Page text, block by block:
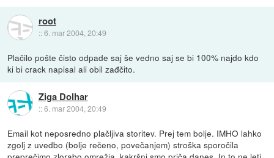
root
::6. mar 2004, 20:49
Plačilo pošte čisto odpade saj še vedno saj se bi 100% najdo kdo
ki bi crack napisal ali obil zađčito.
Ziga Dolhar
::6. mar 2004, 20:49
Email kot neposredno plačljiva storitev. Prej tem bolje. IMHO lahko
zgolj z uvedbo (bolje rečeno, povečanjem) stroška sporočila